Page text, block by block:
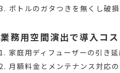
ボトルのガタつきを無くし破
業務用空間演出で導入コ
家庭用ディフューザーの引き
月額料金とメンテナンス対応